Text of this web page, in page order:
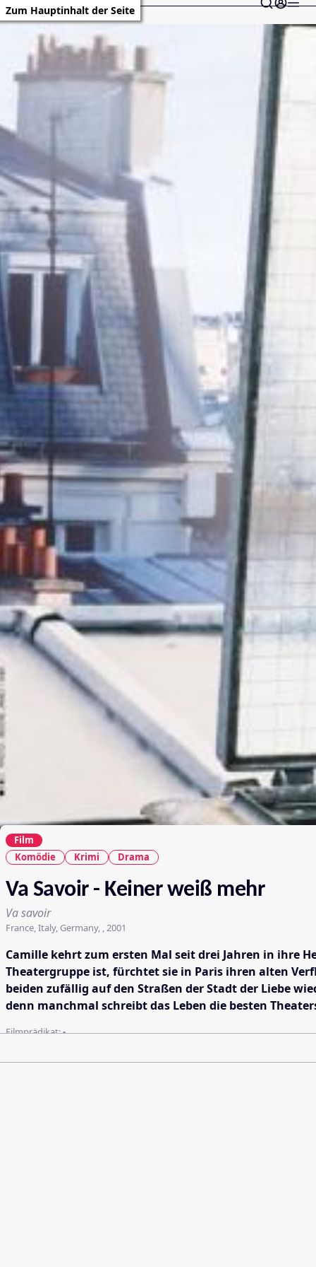
Zum Hauptinhalt der Seite
Film
Komödie
Krimi Drama
Va Savoir - Keiner weiß mehr
Va savoir
France, Italy, Germany, , 2001
Camille kehrt zum ersten Mal seit drei Jahren in ihre
Theatergruppe ist, fürchtet sie in Paris ihren alten
beiden zufällig auf den Straßen der Stadt der Liebe
denn manchmal schreibt das Leben die besten
Filmprädikat:-